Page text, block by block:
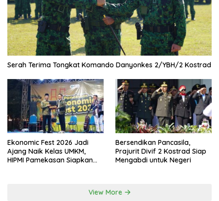
Serah Terima Tongkat Komando Danyonkes 2/YBH/2 Kostrad
Ekonomic Fest 2026 Jadi
Ajang Naik Kelas UMKM,
HIPMI Pamekasan Siapkan
Bersendikan Pancasila,
Prajurit Divif 2 Kostrad Siap
Mengabdi untuk Negeri
View More